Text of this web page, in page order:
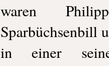
waren
Sparbüchsenbill
in einer